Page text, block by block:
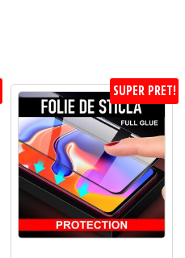
SUPER PRET!